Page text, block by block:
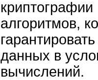
криптографии
алгоритмов,
данных в
вычислений.